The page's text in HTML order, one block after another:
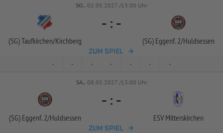
SO.. 02.05.2027 /13:00 Uhr
(SG) Taufkirchen/Kirchberg
- : -
(SG) Eggenf. 2/Huldsessen
ZUM SPIEL
- - - - - - -
SA.. 08.05.2027 /13:00 Uhr
(SG) Eggenf. 2/Huldsessen
- : -
ESV Mitterskirchen
ZUM SPIEL